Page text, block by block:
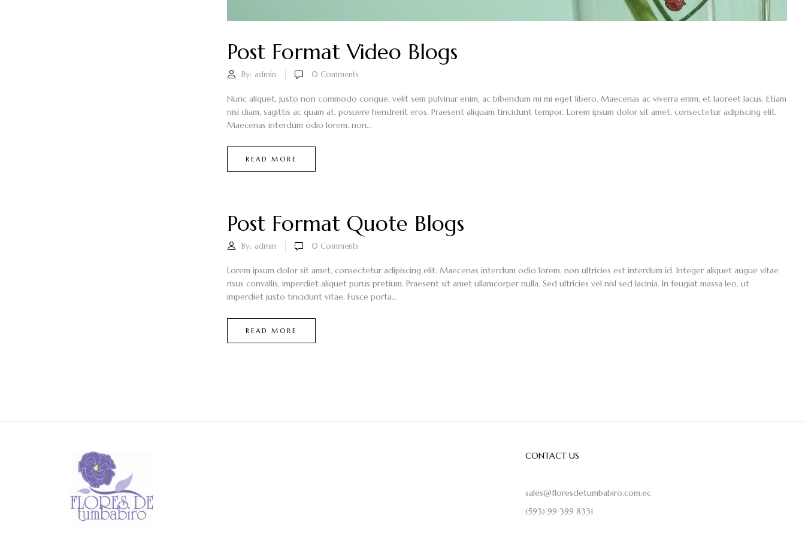
Post Format Video Blogs
By: admin 0 Comments
Nunc aliquet, justo non commodo congue, velit sem pulvinar enim, ac bibendum mi mi eget libero. Maecenas ac viverra enim, et laoreet lacus. Etiam
nisi diam, sagittis ac quam at, posuere hendrerit eros. Praesent aliquam tincidunt tempor. Lorem ipsum dolor sit amet, consectetur adipiscing elit.
Maecenas interdum odio lorem, non...
READ MORE
Post Format Quote Blogs
By: admin 0 Comments
Lorem ipsum dolor sit amet, consectetur adipiscing elit. Maecenas interdum odio lorem, non ultricies est interdum id. Integer aliquet augue vitae
risus convallis, imperdiet aliquet purus pretium. Praesent sit amet ullamcorper nulla. Sed ultricies vel nisl sed lacinia. In feugiat massa leo, ut
imperdiet justo tincidunt vitae. Fusce porta...
READ MORE
CONTACT US
sales@floresdetumbabiro.com.ec
(593) 99 399 8331